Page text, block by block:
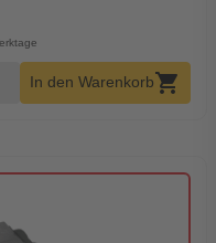
Menge
In den Warenkorbshopping_cart